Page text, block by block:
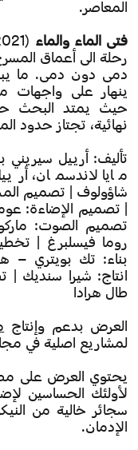
المعاصر.
فتى الماء والماء
رحلة الى أعماق
دمى دون دمى. ما
ينهار على واجهات
حيث يمتد البحث
نهائية، تجتاز حدود
تأليف: أرييل سيريني
مايا لاندسمان،
شاؤولوف | تصميم
| تصميم الإضاءة:
تصميم الصوت:
روما فيسلبرغ |
بناء: تك بويتري –
انتاج: شيرا سنديك |
طال هرادا
العرض بدعم وإنتاج
لمشاريع اصلية في
يحتوي العرض على
لأولئك الحساسين
سجائر خالية من
الإدمان.